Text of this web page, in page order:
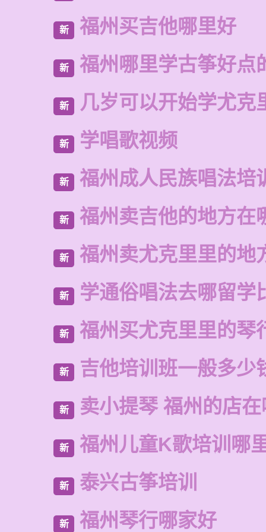
新 福州买吉他哪里好
新 福州哪里学古筝好点
新 几岁可以开始学尤克
新 学唱歌视频
新 福州成人民族唱法培
新 福州卖吉他的地方在
新 福州卖尤克里里的地
新 学通俗唱法去哪留学
新 福州买尤克里里的琴
新 吉他培训班一般多少
新 卖小提琴 福州的店
新 福州儿童K歌培训哪
新 泰兴古筝培训
新 福州琴行哪家好